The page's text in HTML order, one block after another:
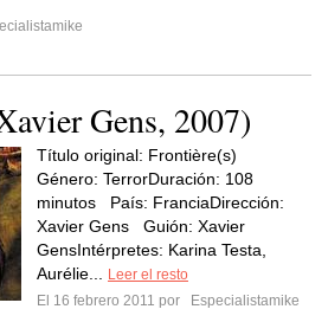
Gens, 2007)
Título original: Frontière(s)
Género: TerrorDuración: 108
minutos País: FranciaDirección:
Xavier Gens Guión: Xavier
GensIntérpretes: Karina Testa,
Aurélie...
Leer el resto
El 16 febrero 2011 por
Especialistamike